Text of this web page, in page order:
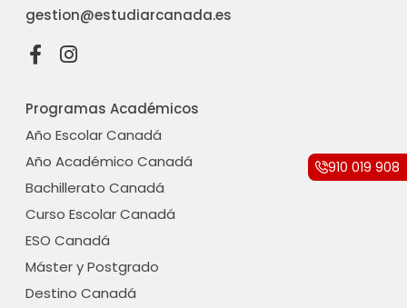
910 019 908
Programas Académicos
Año Escolar Canadá
Año Académico Canadá
Bachillerato Canadá
Curso Escolar Canadá
ESO Canadá
Máster y Postgrado
Destino Canadá
gestion@estudiarcanada.es
F
a
e
b
o
o
k
-
f
I
t
a
g
r
a
m